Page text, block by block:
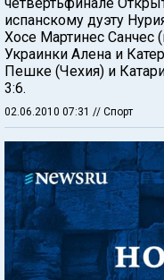
испанскому дуэту
Хосе Мартинес Санчес
Украинки Алена и
Пешке (Чехия) и
3:6.
02.06.2010 07:31 // Спорт